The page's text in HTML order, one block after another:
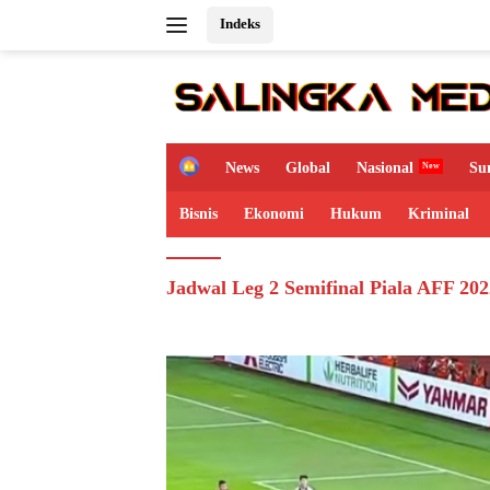
Indeks
H
m
e
News Global Nasional
Bisnis Ekonomi Hukum Kriminal
Jadwal Leg 2 Semifinal Piala AFF